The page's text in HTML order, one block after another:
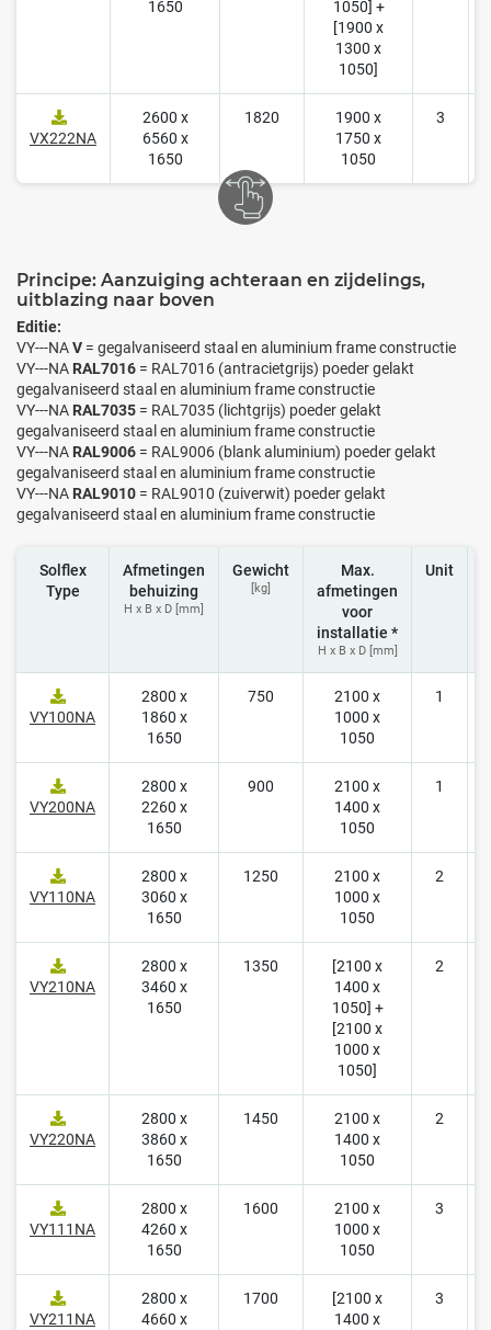
1650
1050] +
[1900 x
1300 x
1050]
VX222NA
2600 x
6560 x
1650
1820
1900 x
1750 x
1050
3
Principe: Aanzuiging achteraan en zijdelings,
uitblazing naar boven
Editie:
VY---NAV = gegalvaniseerd staal en aluminium frame constructie
VY---NA RAL7016 = RAL7016 (antracietgrijs) poeder gelakt
gegalvaniseerd staal en aluminium frame constructie
VY---NA RAL7035 = RAL7035 (lichtgrijs) poeder gelakt
gegalvaniseerd staal en aluminium frame constructie
VY---NA RAL9006 = RAL9006 (blank aluminium) poeder gelakt
gegalvaniseerd staal en aluminium frame constructie
VY---NA RAL9010 = RAL9010 (zuiverwit) poeder gelakt
gegalvaniseerd staal en aluminium frame constructie
Solflex
Type
Afmetingen
behuizing
H x B x D [mm]
Gewicht
[kg]
Max.
afmetingen
voor
installatie *
H x B x D [mm]
Unit
VY100NA
2800 x
1860 x
1650
750
2100 x
1000 x
1050
1
VY200NA
2800 x
2260 x
1650
900
2100 x
1400 x
1050
1
VY110NA
2800 x
3060 x
1650
1250
2100 x
1000 x
1050
2
VY210NA
2800 x
3460 x
1650
1350
[2100 x
1400 x
1050] +
[2100 x
1000 x
1050]
2
VY220NA
2800 x
3860 x
1650
1450
2100 x
1400 x
1050
2
VY111NA
2800 x
4260 x
1650
1600
2100 x
1000 x
1050
3
VY211NA
2800 x
4660 x
1700
[2100 x
1400 x
3